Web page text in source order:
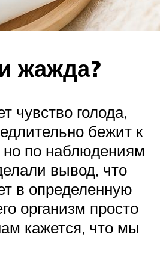
жажда?
чувство голода,
бежит к
но по наблюдениям
вывод, что
в определенную
организм просто
кажется, что мы